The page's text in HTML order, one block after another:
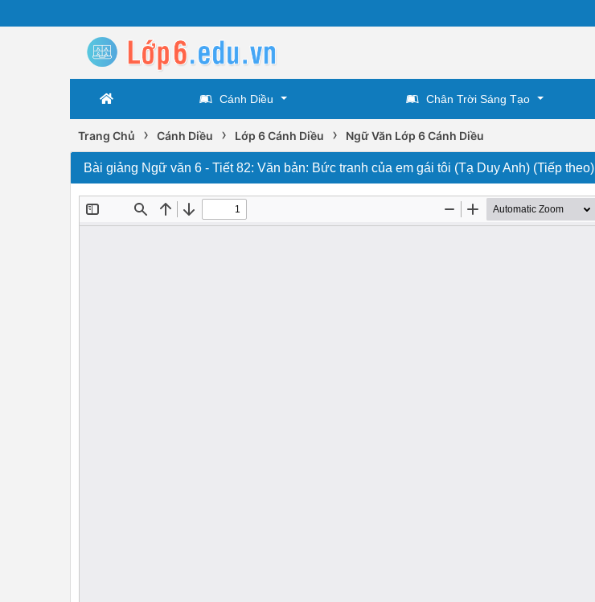
Cánh Diều Chân Trời Sáng Tạo
Trang Chủ › Cánh Diều › Lớp 6 Cánh Diều › Ngữ Văn Lớp 6 Cánh Diều
Bài giảng Ngữ văn 6 - Tiết 82: Văn bản: Bức tranh của em gái tôi (Tạ Duy Anh) (Tiếp theo)